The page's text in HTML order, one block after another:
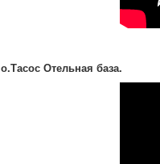
о.Тасос Отельная база.